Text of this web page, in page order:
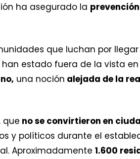
ha asegurado la
que luchan por
han estado fuera de la vista
una noción alejada de la
que no se convirtieron en
y políticos durante el
Aproximadamente 1.600